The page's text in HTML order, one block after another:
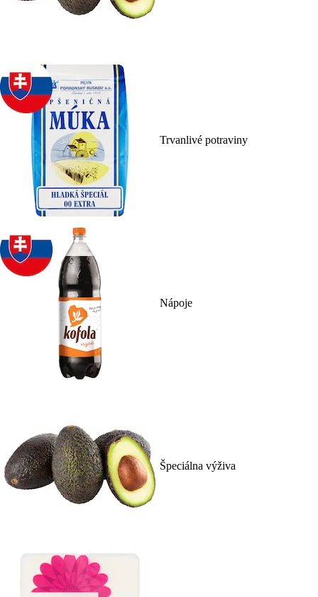
Trvanlivé potraviny
Nápoje
Špeciálna výživa